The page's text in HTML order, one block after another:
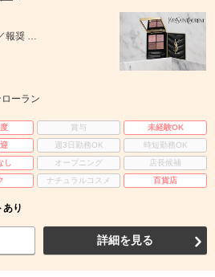
報奨 …
ーラン
賞与
未経験OK
週3日勤務OK
時短勤務OK
し オープニング
店長候補
ナチュラルコスメ 百貨店
あり
詳細を見る